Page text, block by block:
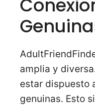
amplia y
estar dispuesto
genuinas. Esto